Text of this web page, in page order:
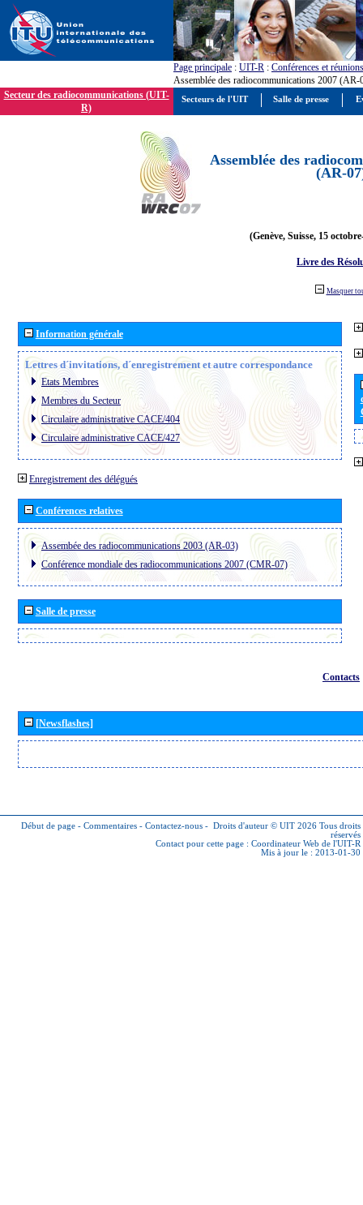
Page principale : UIT-R : Conférences et réunions
Assemblée des radiocommunications 2007 (AR-
Secteur des radiocommunications (UIT-
R)
Assemblée des
(AR-
(Genève, Suisse, 15
Livre des
Masquer
Information générale
Lettres d´invitations, d´enregistrement et autre correspondance
Etats Membres
Membres du Secteur
Circulaire administrative CACE/404
Circulaire administrative CACE/427
Enregistrement des délégués
Conférences relatives
Assembée des radiocommunications 2003 (AR-03)
Conférence mondiale des radiocommunications 2007 (CMR-07)
Salle de presse
Contacts
[Newsflashes]
Début de page - Commentaires - Contactez-nous - Droits d'auteur © UIT 2026 Tous droits
réservés
Contact pour cette page : Coordinateur Web de l'UIT-R
Mis à jour le : 2013-01-30
Secteurs de l'UIT Salle de presse